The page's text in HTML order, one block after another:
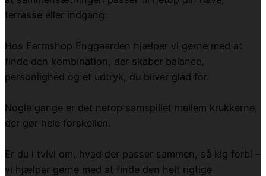
terrasse eller indgang.
Hos Farmshop Enggaarden hjælper vi gerne med at
finde den kombination, der skaber balance,
personlighed og et udtryk, du bliver glad for.
Nogle gange er det netop samspillet mellem krukkerne,
der gør hele forskellen.
Er du i tvivl om, hvad der passer sammen, så kig forbi –
vi hjælper gerne med at finde den helt rigtige